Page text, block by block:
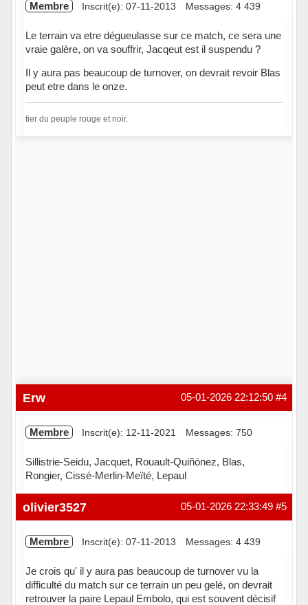
Membre Inscrit(e): 07-11-2013 Messages: 4 439
Le terrain va etre dégueulasse sur ce match, ce sera une
vraie galère, on va souffrir, Jacqeut est il suspendu ?
Il y aura pas beaucoup de turnover, on devrait revoir Blas
peut etre dans le onze.
fier du peuple rouge et noir.
#4
05-01-2026 22:12:50
Erw
Membre Inscrit(e): 12-11-2021 Messages: 750
Sillistrie-Seidu, Jacquet, Rouault-Quiñónez, Blas,
Rongier, Cissé-Merlin-Meïté, Lepaul
Hors ligne #5
05-01-2026 22:33:49
olivier3527
Membre Inscrit(e): 07-11-2013 Messages: 4 439
Je crois qu' il y aura pas beaucoup de turnover vu la
difficulté du match sur ce terrain un peu gelé, on devrait
retrouver la paire Lepaul Embolo, qui est souvent décisif